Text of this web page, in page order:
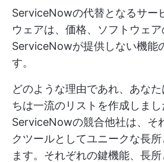
ServiceNowの代替となるサー
ウェアは、価格、ソフトウェア
ServiceNowが提供しない機能
す。
どのような理由であれ、あな
ちは一流のリストを作成しまし
ServiceNowの競合他社は、そ
クツールとしてユニークな長
ます。それぞれの鍵機能、長